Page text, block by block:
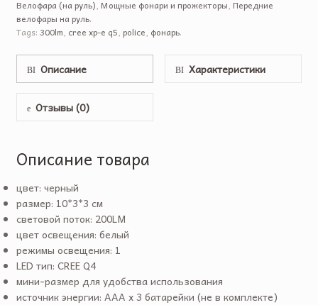
Велофара (на руль), Мощные фонари и прожекторы, Передние
велофары на руль.
Tags: 300lm, cree xp-e q5, police, фонарь.
Описание Характеристики
Отзывы (0)
Описание товара
цвет: черный
размер: 10*3*3 см
световой поток: 200LM
цвет освещения: белый
режимы освещения: 1
LED тип: CREE Q4
мини-размер для удобства использования
источник энергии: AAA x 3 батарейки (не в комплекте)